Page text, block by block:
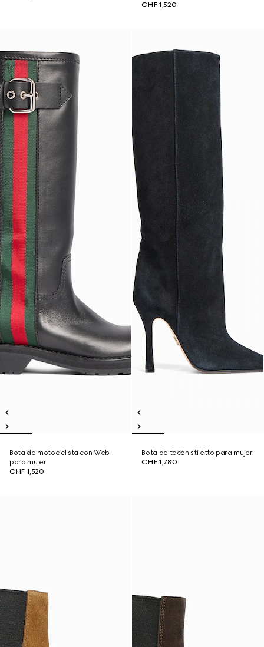
CHF 1,520
Bota de motociclista con Web
para mujer
CHF 1,520
Bota de tacón stiletto para mujer
CHF 1,780